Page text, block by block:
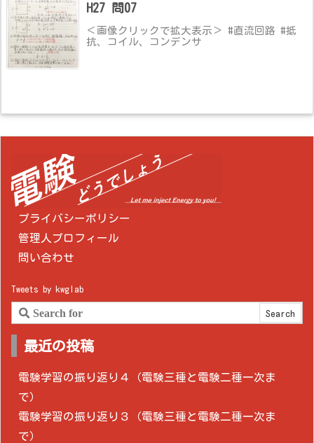
H27 問07
＜画像クリックで拡大表示＞ #直流回路 #抵
抗、コイル、コンデンサ
プライバシーポリシー
管理人プロフィール
問い合わせ
Tweets by kwglab
最近の投稿
電験学習の振り返り４（電験三種と電験二種一次ま
で）
電験学習の振り返り３（電験三種と電験二種一次ま
で）